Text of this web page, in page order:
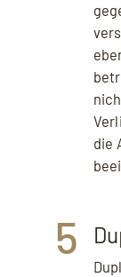
die
5